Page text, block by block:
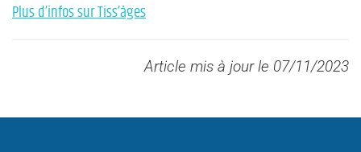
Plus d’infos sur Tiss’âges
Article mis à jour le 07/11/2023